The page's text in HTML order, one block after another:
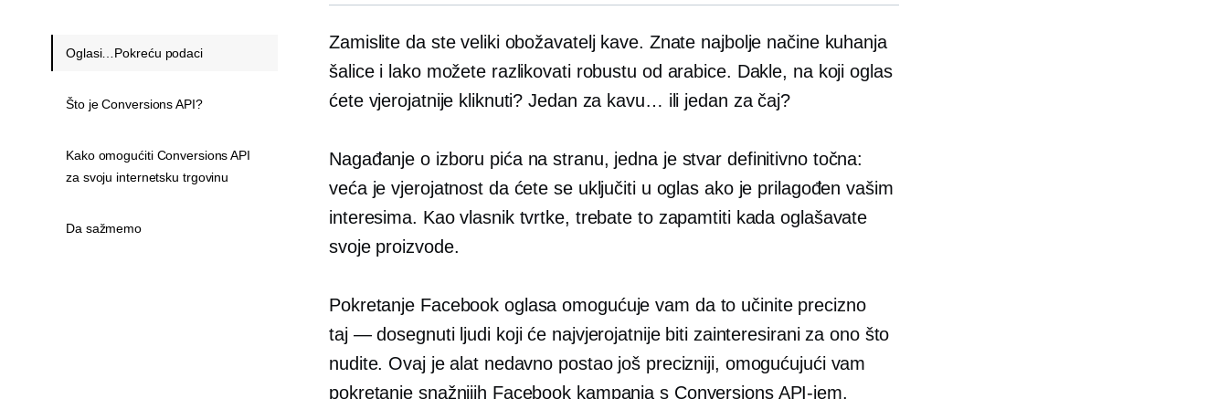
Zamislite da ste veliki obožavatelj kave. Znate najbolje načine kuhanja
šalice i lako možete razlikovati robustu od arabice. Dakle, na koji oglas
ćete vjerojatnije kliknuti? Jedan za kavu… ili jedan za čaj?
Nagađanje o izboru pića na stranu, jedna je stvar definitivno točna:
veća je vjerojatnost da ćete se uključiti u oglas ako je prilagođen vašim
interesima. Kao vlasnik tvrtke, trebate to zapamtiti kada oglašavate
svoje proizvode.
Pokretanje Facebook oglasa omogućuje vam da to učinite precizno
taj — dosegnutiljudi koji će najvjerojatnije biti zainteresirani za ono što
nudite. Ovaj je alat nedavno postao još precizniji, omogućujući vam
pokretanje snažnijih Facebook kampanja s Conversions API-jem.
Oglasi…Pokreću podaci
Što je Conversions API?
Kako omogućiti Conversions API
za svoju internetsku trgovinu
Da sažmemo